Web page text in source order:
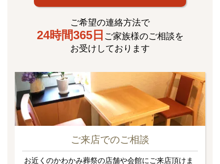
ご希望の連絡方法で
24時間365日 ご家族様のご相談を
お受けしております
ご来店でのご相談
お近くのかわかみ葬祭の店舗や会館にご来店頂けま